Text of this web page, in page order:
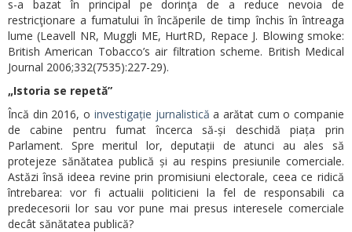
s-a bazat în principal pe dorinţa de a reduce nevoia de
restricţionare a fumatului în încăperile de timp închis în întreaga
lume (Leavell NR, Muggli ME, HurtRD, Repace J. Blowing smoke:
British American Tobacco’s air filtration scheme. British Medical
Journal 2006;332(7535):227-29).
„Istoria se repetă”
Încă din 2016, o investigație jurnalistică a arătat cum o companie
de cabine pentru fumat încerca să-și deschidă piața prin
Parlament. Spre meritul lor, deputații de atunci au ales să
protejeze sănătatea publică și au respins presiunile comerciale.
Astăzi însă ideea revine prin promisiuni electorale, ceea ce ridică
întrebarea: vor fi actualii politicieni la fel de responsabili ca
predecesorii lor sau vor pune mai presus interesele comerciale
decât sănătatea publică?